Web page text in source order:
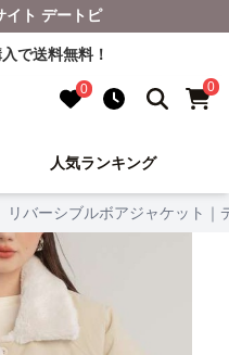
イト デートピ
で送料無料！
0 0
人気ランキング
リバーシブルボアジャケット｜